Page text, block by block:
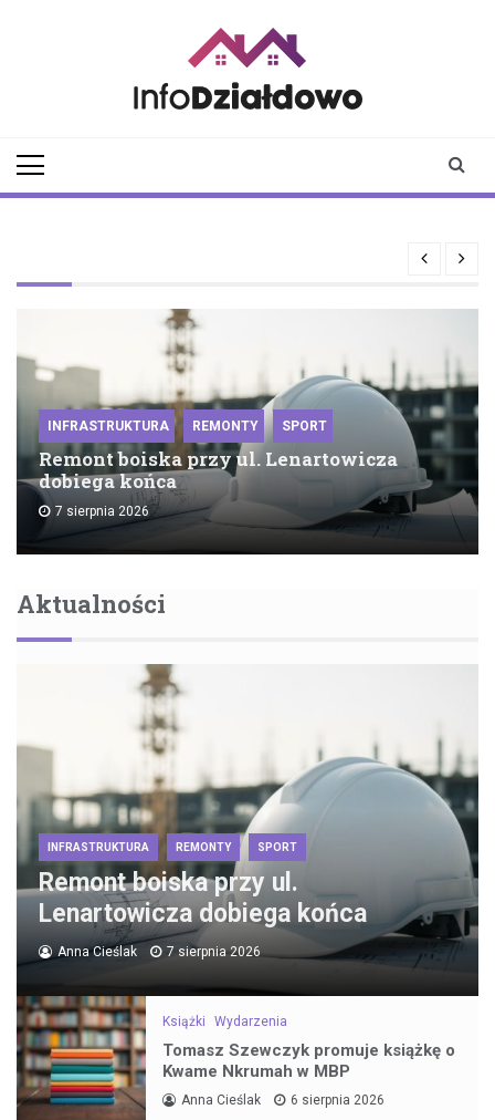
INFRASTRUKTURA REMONTY SPORT
Remont boiska przy ul. Lenartowicza
dobiega końca
7 sierpnia 2026
Aktualności
INFRASTRUKTURA REMONTY SPORT
Remont boiska przy ul.
Lenartowicza dobiega końca
Anna Cieślak 7 sierpnia 2026
Książki Wydarzenia
Tomasz Szewczyk promuje książkę o
Kwame Nkrumah w MBP
Anna Cieślak 6 sierpnia 2026